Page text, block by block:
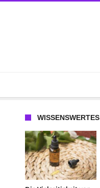
WISSENSWERTES